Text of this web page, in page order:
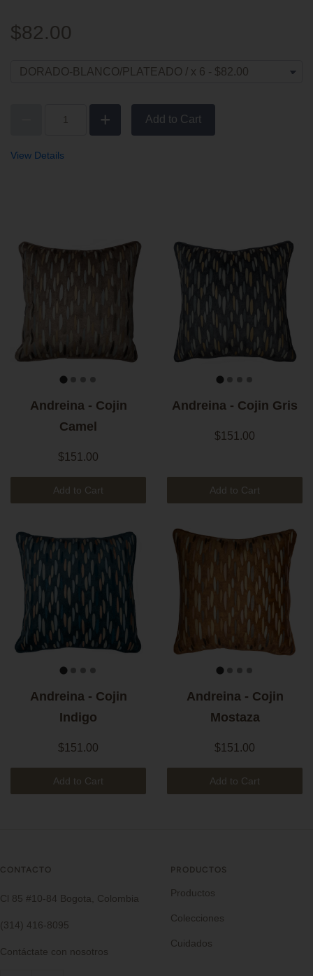
$82.00
Add to Cart
View Details
Andreina - Cojin
Camel
$151.00
Add to Cart
Andreina - Cojin Gris
$151.00
Add to Cart
Andreina - Cojin
Indigo
$151.00
Add to Cart
Andreina - Cojin
Mostaza
$151.00
Add to Cart
CONTACTO
Cl 85 #10-84 Bogota, Colombia
(314) 416-8095
Contáctate con nosotros
PRODUCTOS
Productos
Colecciones
Cuidados